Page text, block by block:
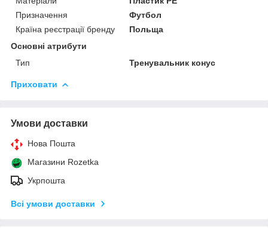
Призначення
Футбол
Країна реєстрації бренду
Польща
Основні атрибути
Тип
Тренувальник конус
Приховати
Умови доставки
Нова Пошта
Магазини Rozetka
Укрпошта
Всі умови доставки